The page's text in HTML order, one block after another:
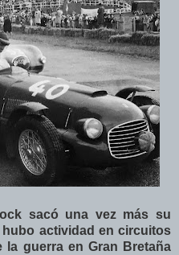
sacó una vez más su
actividad en circuitos
la guerra en Gran Bretaña